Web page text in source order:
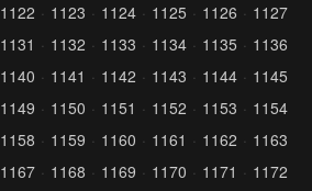
1122 1123 1124 1125 1126
1127
1131 1132 1133 1134 1135
1136
1140 1141 1142 1143 1144
1145
1149 1150 1151 1152 1153
1154
1158 1159 1160 1161 1162
1163
1167 1168 1169 1170 1171
1172